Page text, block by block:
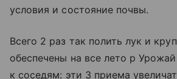
условия и состояние почвы.
Всего 2 раз так полить лук и
обеспечены на все лето р
к соседям: эти 3 приема